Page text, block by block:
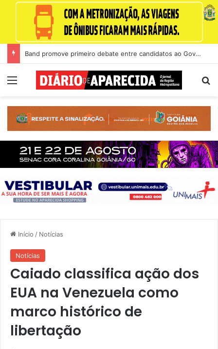
Band promove primeiro debate entre candidatos ao Governo de Goiás
Menu
Início / Notícias
Notícias
Caiado classifica ação dos
EUA na Venezuela como
marco histórico de
libertação